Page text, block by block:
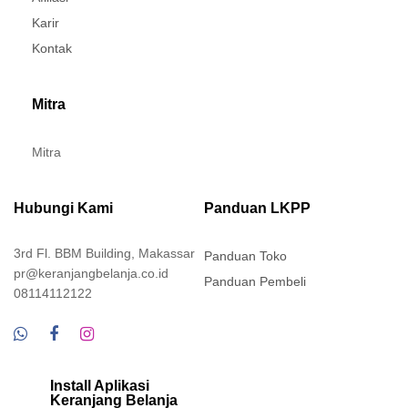
Karir
Kontak
Mitra
Mitra
Hubungi Kami
3rd Fl. BBM Building, Makassar
pr@keranjangbelanja.co.id
08114112122
Panduan LKPP
Panduan Toko
Panduan Pembeli
Install Aplikasi
Keranjang Belanja